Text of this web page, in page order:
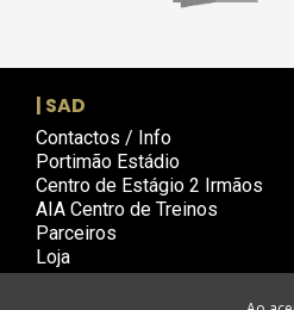
| SAD
Contactos / Info
Portimão Estádio
Centro de Estágio 2 Irmãos
AIA Centro de Treinos
Parceiros
Loja